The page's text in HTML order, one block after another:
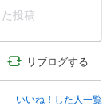
投稿
リブログする
いいね！した人一覧